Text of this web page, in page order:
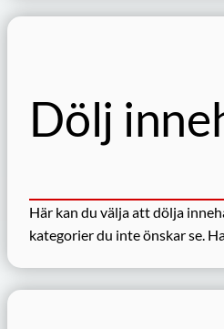
Dölj
Här kan du välja att dölja
kategorier du inte önskar se.